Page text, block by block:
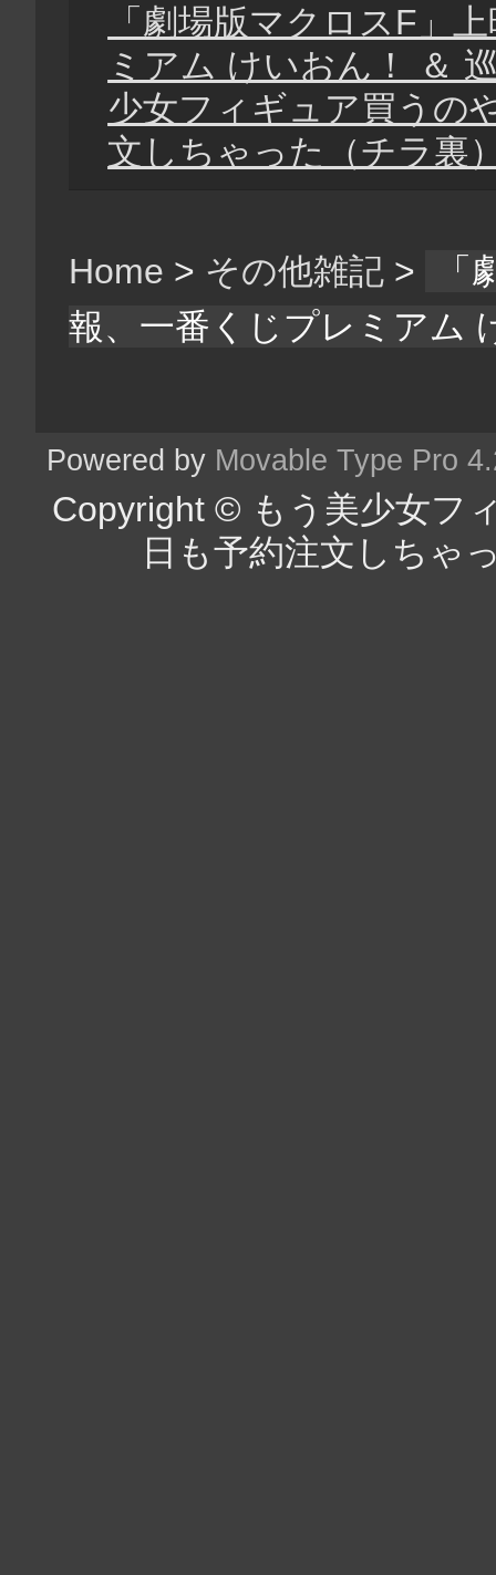
「劇場版マクロスF」
ミアム けいおん！ ＆
少女フィギュア買うの
文しちゃった（チラ裏
Home > その他雑記 >
報、一番くじプレミアム
Powered by Movable Type Pro
Copyright © もう美少女フ
日も予約注文しちゃ